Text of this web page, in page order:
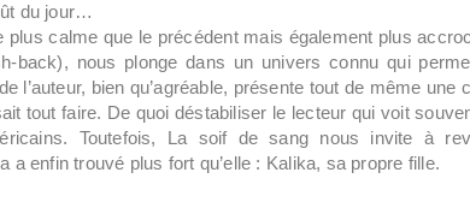
du jour…
calme que le précédent mais également plus
back), nous plonge dans un univers connu qui
l’auteur, bien qu’agréable, présente tout de même une
tout faire. De quoi déstabiliser le lecteur qui voit
Toutefois, La soif de sang nous invite à
a enfin trouvé plus fort qu’elle : Kalika, sa propre fille.